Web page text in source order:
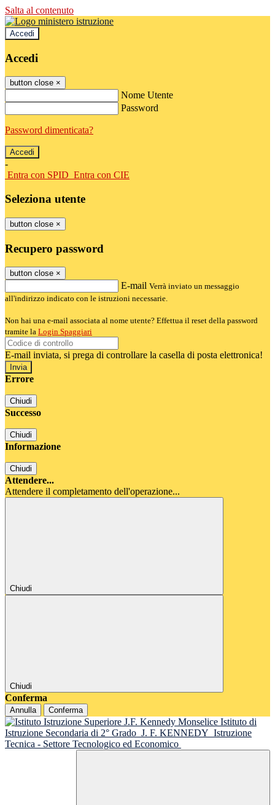
Salta al contenuto
Accedi
Accedi
button close ×
Nome Utente
Password
Password dimenticata?
-
Entra con SPID Entra con CIE
Seleziona utente
button close ×
Recupero password
button close ×
E-mail Verrà inviato un messaggio
all'indirizzo indicato con le istruzioni necessarie.
Non hai una e-mail associata al nome utente? Effettua il reset della password
tramite la Login Spaggiari
E-mail inviata, si prega di controllare la casella di posta elettronica!
Errore
Chiudi
Successo
Chiudi
Informazione
Chiudi
Attendere...
Attendere il completamento dell'operazione...
Chiudi
Chiudi
Conferma
Annulla Conferma
Istituto di
Istruzione Secondaria di 2° Grado J. F. KENNEDY Istruzione
Tecnica - Settore Tecnologico ed Economico